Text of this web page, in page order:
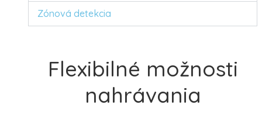
Zónová detekcia
Flexibilné možnosti
nahrávania